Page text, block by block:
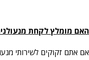
האם מומלץ לקחת
אם אתם זקוקים לשירותי